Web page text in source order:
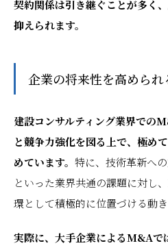
契約関係は引き継ぐことが多く
抑えられます。
企業の将来性を高められ
建設コンサルティング業界での
と競争力強化を図る上で、極め
めています。 特に、技術革新へ
といった業界共通の課題に対し
環として積極的に位置づける動き
実際に、大手企業によるM&Aで